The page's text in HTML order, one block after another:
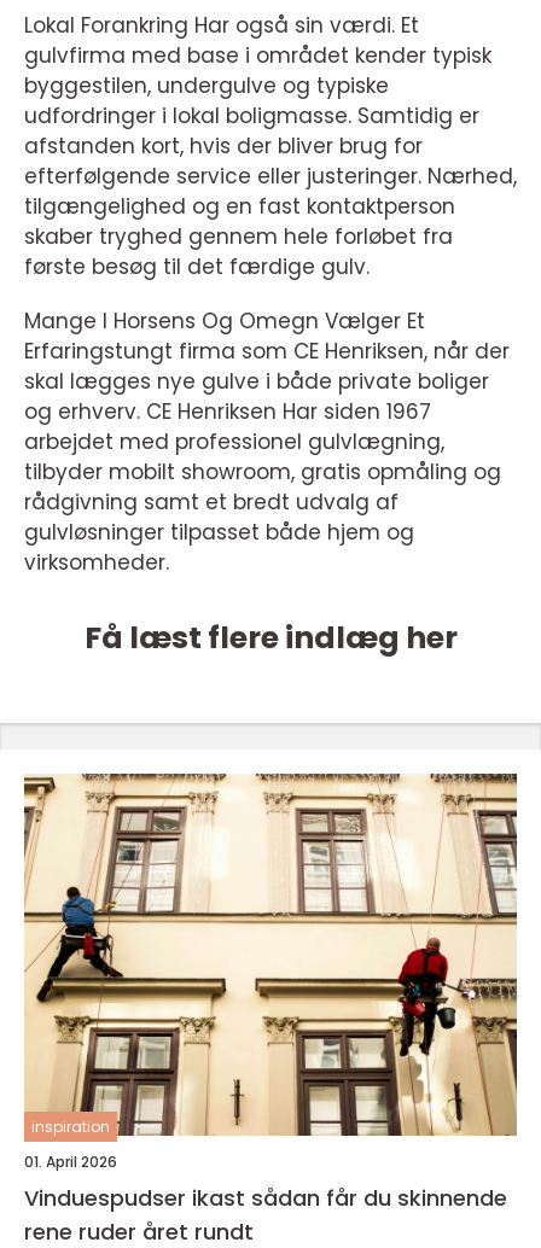
Lokal Forankring Har også sin værdi. Et
gulvfirma med base i området kender typisk
byggestilen, undergulve og typiske
udfordringer i lokal boligmasse. Samtidig er
afstanden kort, hvis der bliver brug for
efterfølgende service eller justeringer. Nærhed,
tilgængelighed og en fast kontaktperson
skaber tryghed gennem hele forløbet fra
første besøg til det færdige gulv.
Mange I Horsens Og Omegn Vælger Et
Erfaringstungt firma som CE Henriksen, når der
skal lægges nye gulve i både private boliger
og erhverv. CE Henriksen Har siden 1967
arbejdet med professionel gulvlægning,
tilbyder mobilt showroom, gratis opmåling og
rådgivning samt et bredt udvalg af
gulvløsninger tilpasset både hjem og
virksomheder.
Få læst flere indlæg her
inspiration
01. April 2026
Vinduespudser ikast sådan får du skinnende
rene ruder året rundt